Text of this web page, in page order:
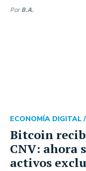
Por B.A.
Bitcoin
CNV: ahora
activos
ECONOMÍA DIGITAL /